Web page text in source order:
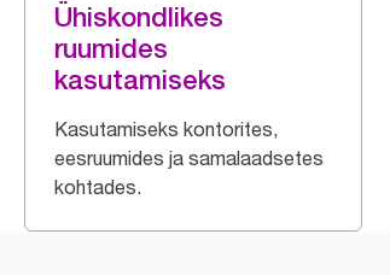
Ühiskondlikes
ruumides
kasutamiseks
Kasutamiseks kontorites,
eesruumides ja samalaadsetes
kohtades.